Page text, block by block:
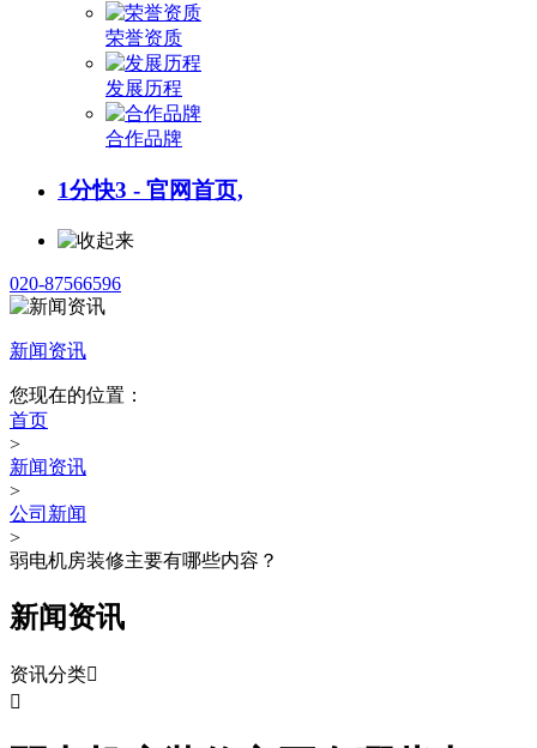
荣誉资质
发展历程
合作品牌
1分快3 - 官网首页,
020-87566596
新闻资讯
您现在的位置：
首页
>
新闻资讯
>
公司新闻
>
弱电机房装修主要有哪些内容？
新闻资讯
资讯分类
